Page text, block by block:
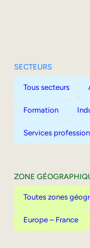
SECTEURS
Tous secteurs
Formation
Services
ZONE
Toutes zones
Europe – France